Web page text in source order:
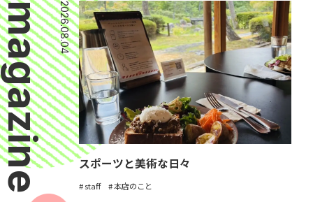
2026.08.04
スポーツと美術な日々
staff 本店のこと